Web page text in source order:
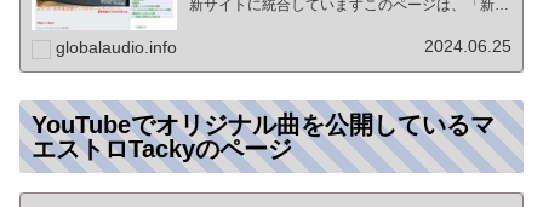
新サイトに統合していますこのページは、「新
のTOPページになりますオーディオ情報全般の
globalaudio.info 2024.06.25
YouTubeでオリジナル曲を公開しているマ
エストロTackyのページ